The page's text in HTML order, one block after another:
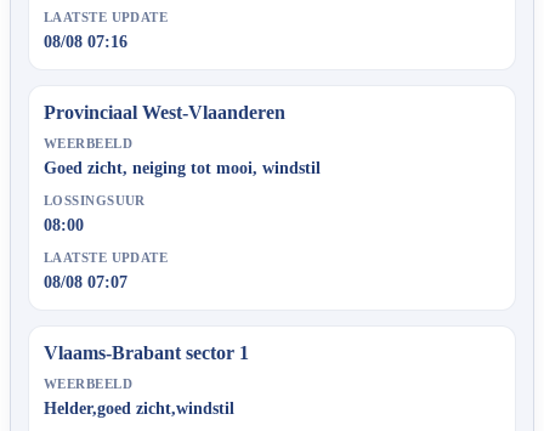
LAATSTE UPDATE
08/08 07:16
Provinciaal West-Vlaanderen
WEERBEELD
Goed zicht, neiging tot mooi, windstil
LOSSINGSUUR
08:00
LAATSTE UPDATE
08/08 07:07
Vlaams-Brabant sector 1
WEERBEELD
Helder,goed zicht,windstil